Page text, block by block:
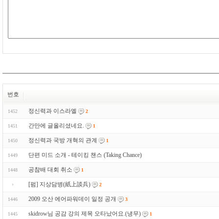
번호
1452 정신력과 이스라엘 2
1451 간만에 글올리셨네요. 1
1450 정신력과 국방 개혁의 관계 1
1449 단편 미드 소개 - 테이킹 챈스 (Taking Chance)
1448 공참배 대회 취소 1
[펌] 지상담병(紙上談兵) 2
1446 2009 오산 에어파워데이 일정 공개 3
1445 skidrow님 공감 강의 제목 오타났어요.(냉무) 1